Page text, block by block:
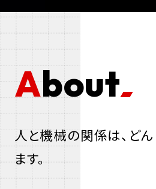
About
人と機械の関係は、ど
ます。